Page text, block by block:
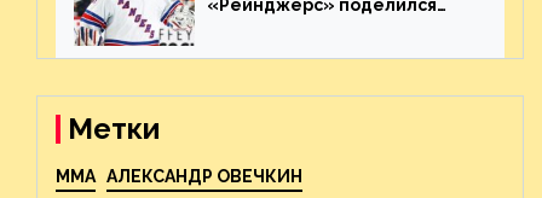
«Рейнджерс» поделился
предстоящего финала
Метки
MMA АЛЕКСАНДР ОВЕЧКИН